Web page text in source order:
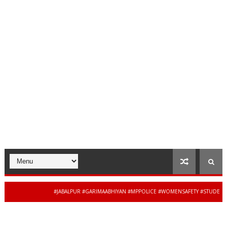
#JABALPUR #GARIMAABHIYAN #MPPOLICE #WOMENSAFETY